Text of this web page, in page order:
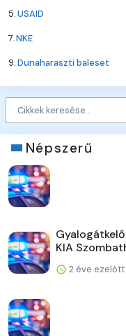
5.USAID
7.NKE
9.Dunaharaszti baleset
Népszerű
KIA
2 éve ezelőtt